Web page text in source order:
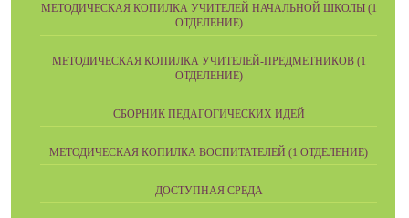
МЕТОДИЧЕСКАЯ КОПИЛКА УЧИТЕЛЕЙ НАЧАЛЬНОЙ ШКОЛЫ (1
ОТДЕЛЕНИЕ)
МЕТОДИЧЕСКАЯ КОПИЛКА УЧИТЕЛЕЙ-ПРЕДМЕТНИКОВ (1
ОТДЕЛЕНИЕ)
СБОРНИК ПЕДАГОГИЧЕСКИХ ИДЕЙ
МЕТОДИЧЕСКАЯ КОПИЛКА ВОСПИТАТЕЛЕЙ (1 ОТДЕЛЕНИЕ)
ДОСТУПНАЯ СРЕДА